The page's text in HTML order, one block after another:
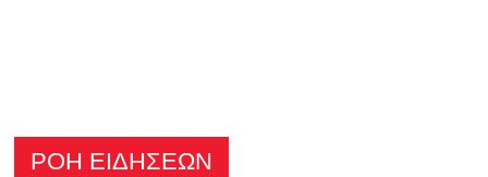
ΡΟΗ ΕΙΔΗΣΕΩΝ